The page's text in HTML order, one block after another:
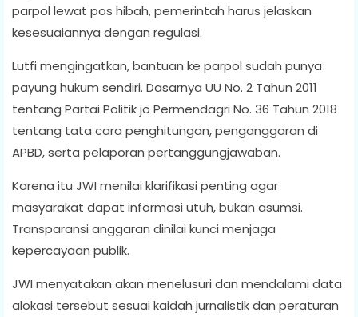
parpol lewat pos hibah, pemerintah harus jelaskan
kesesuaiannya dengan regulasi.
Lutfi mengingatkan, bantuan ke parpol sudah punya
payung hukum sendiri. Dasarnya UU No. 2 Tahun 2011
tentang Partai Politik jo Permendagri No. 36 Tahun 2018
tentang tata cara penghitungan, penganggaran di
APBD, serta pelaporan pertanggungjawaban.
Karena itu JWI menilai klarifikasi penting agar
masyarakat dapat informasi utuh, bukan asumsi.
Transparansi anggaran dinilai kunci menjaga
kepercayaan publik.
JWI menyatakan akan menelusuri dan mendalami data
alokasi tersebut sesuai kaidah jurnalistik dan peraturan